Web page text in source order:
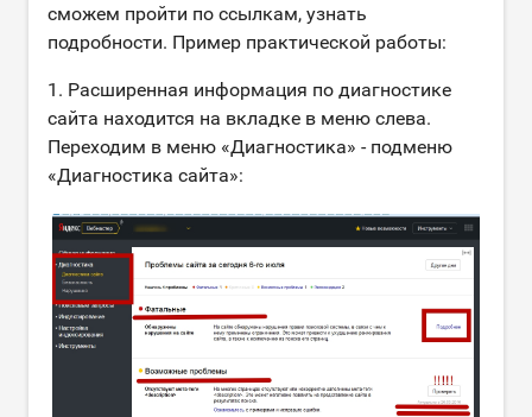
сможем пройти по ссылкам, узнать
подробности. Пример практической работы:
1. Расширенная информация по диагностике
сайта находится на вкладке в меню слева.
Переходим в меню «Диагностика» - подменю
«Диагностика сайта»: